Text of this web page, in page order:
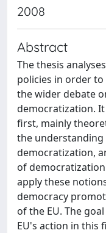
2008
Abstract
The thesis
policies in order
the wider debate
democratization.
first, mainly
the understanding
democratization,
of
apply these
democracy
of the EU. The
EU's action in this